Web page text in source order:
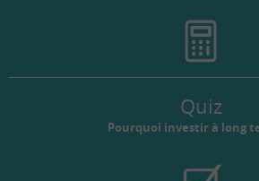
Quiz
Pourquoi investir à long